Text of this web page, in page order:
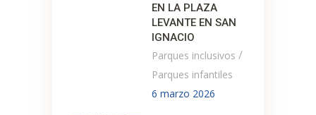
EN LA PLAZA
LEVANTE EN SAN
IGNACIO
Parques inclusivos /
Parques infantiles
6 marzo 2026